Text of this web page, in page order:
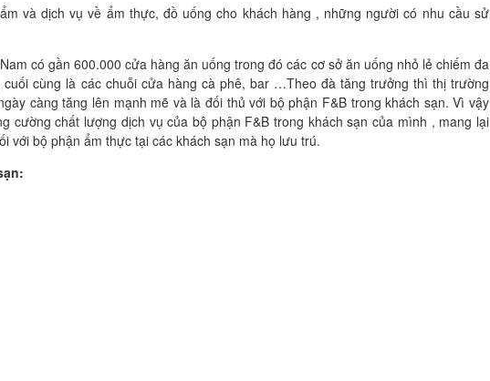
và dịch vụ về ẩm thực, đồ uống cho khách hàng , những người có nhu cầu sử
có gần 600.000 cửa hàng ăn uống trong đó các cơ sở ăn uống nhỏ lẻ chiếm đa
cùng là các chuỗi cửa hàng cà phê, bar …Theo đà tăng trưởng thì thị trường
càng tăng lên mạnh mẽ và là đối thủ với bộ phận F&B trong khách sạn. Vì vậy
cường chất lượng dịch vụ của bộ phận F&B trong khách sạn của mình , mang lại
với bộ phận ẩm thực tại các khách sạn mà họ lưu trú.